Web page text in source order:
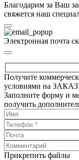
Благодарим за Ваш
свяжется наш
Электронная почта
Получите
условиями на
Заполните форму и
получить
Прикрепить файлы